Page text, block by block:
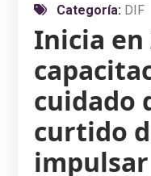
Categoría: DIF
Inicia en
cuidado
curtido